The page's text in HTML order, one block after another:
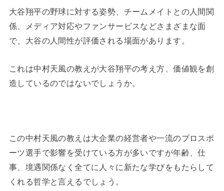
大谷翔平の野球に対する姿勢、チームメイトとの人間関
係、メディア対応やファンサービスなどさまざまな面
で、大谷の人間性が評価される場面があります。
これは中村天風の教えが大谷翔平の考え方、価値観を創
造しているのではないでしょうか。
この中村天風の教えは大企業の経営者や一流のプロスポ
ーツ選手で影響を受けている方が多いですが年齢、仕
事、境遇関係なく全てに人々に新たな学びをもたらして
くれる哲学と言えるでしょう。